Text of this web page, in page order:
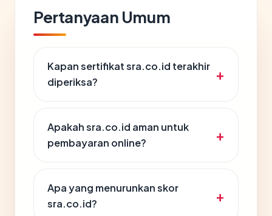
Pertanyaan Umum
Kapan sertifikat sra.co.id terakhir
diperiksa?
Apakah sra.co.id aman untuk
pembayaran online?
Apa yang menurunkan skor
sra.co.id?